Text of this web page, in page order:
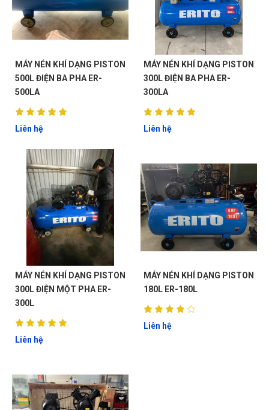
MÁY NÉN KHÍ DẠNG PISTON
500L ĐIỆN BA PHA ER-
500LA
Liên hệ
MÁY NÉN KHÍ DẠNG PISTON
300L ĐIỆN BA PHA ER-
300LA
Liên hệ
MÁY NÉN KHÍ DẠNG PISTON
300L ĐIỆN MỘT PHA ER-
300L
Liên hệ
MÁY NÉN KHÍ DẠNG PISTON
180L ER-180L
Liên hệ